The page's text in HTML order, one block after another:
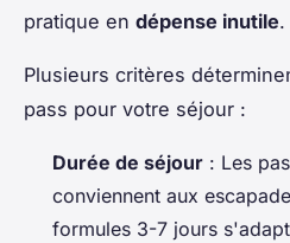
pratique en dépense inutile.
Plusieurs critères
pass pour votre séjour :
Durée de séjour : Les
conviennent aux
formules 3-7 jours